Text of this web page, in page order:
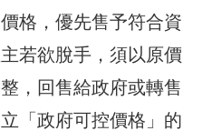
格，優先售予符合資
若欲脫手，須以原價
，回售給政府或轉售
「政府可控價格」的